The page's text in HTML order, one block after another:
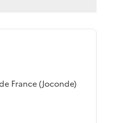
France (Joconde)